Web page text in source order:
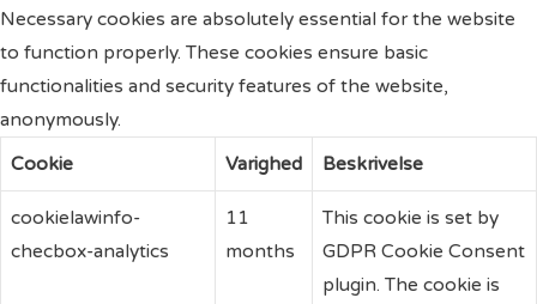
Necessary cookies are absolutely essential for the website
to function properly. These cookies ensure basic
functionalities and security features of the website,
anonymously.
Cookie Varighed Beskrivelse
cookielawinfo-
checbox-analytics
11
months
This cookie is set by
GDPR Cookie Consent
plugin. The cookie is